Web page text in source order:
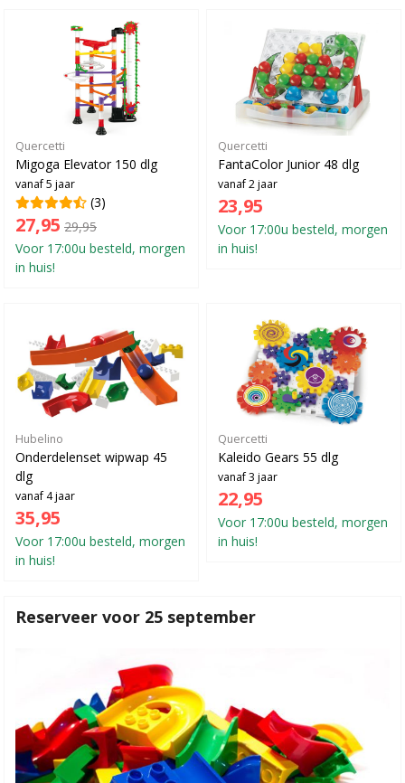
Quercetti
Migoga Elevator 150 dlg
vanaf 5 jaar
(3)
27,95 29,95
Voor 17:00u besteld, morgen
in huis!
Quercetti
FantaColor Junior 48 dlg
vanaf 2 jaar
23,95
Voor 17:00u besteld, morgen
in huis!
Hubelino
Onderdelenset wipwap 45
dlg
vanaf 4 jaar
35,95
Voor 17:00u besteld, morgen
in huis!
Quercetti
Kaleido Gears 55 dlg
vanaf 3 jaar
22,95
Voor 17:00u besteld, morgen
in huis!
Reserveer voor 25 september